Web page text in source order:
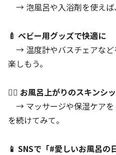
→ 泡風呂や入浴剤を使え
🍼 ベビー用グッズで快適に
→ 温度計やバスチェアなど
楽しもう。
💆‍♀️ お風呂上がりのスキンシ
→ マッサージや保湿ケアを
を続けてみて。
📱 SNSで「#愛しいお風呂の